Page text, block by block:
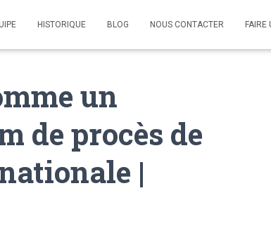
HISTORIQUE BLOG NOUS CONTACTER FAIRE
un
de procès de
|